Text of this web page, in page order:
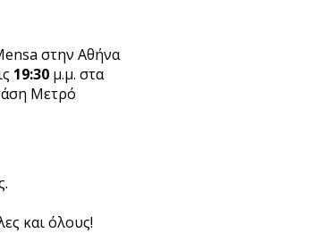
στην Αθήνα
19:30 μ.μ. στα
Μετρό
και όλους!